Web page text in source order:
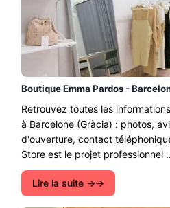
Boutique Emma Pardos -
Retrouvez toutes les
à Barcelone (Gràcia) : photos,
d'ouverture, contact
Store est le projet professionnel
Lire la suite →